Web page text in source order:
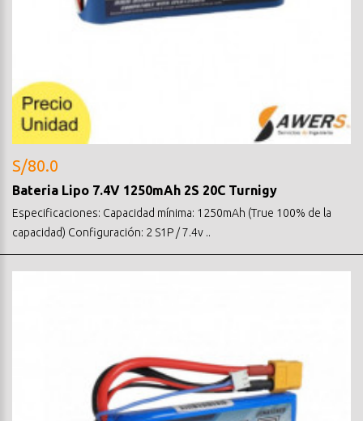
S/80.0
Bateria Lipo 7.4V 1250mAh 2S 20C Turnigy
Especificaciones: Capacidad mínima: 1250mAh (True 100% de la
capacidad) Configuración: 2 S1P / 7.4v ..